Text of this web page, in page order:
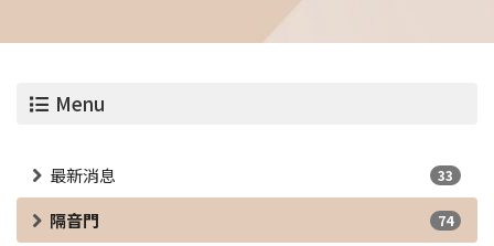
Menu
最新消息 33
隔音門 74